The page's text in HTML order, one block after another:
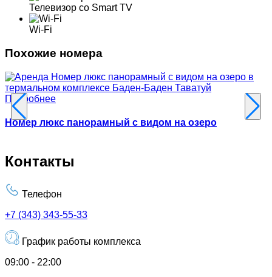
Телевизор со Smart TV
Wi-Fi
Похожие номера
Подробнее
Номер люкс панорамный с видом на озеро
Контакты
Телефон
+7 (343) 343-55-33
График работы комплекса
09:00 - 22:00